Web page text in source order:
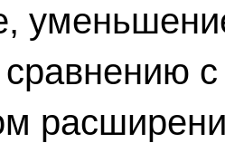
сравнению